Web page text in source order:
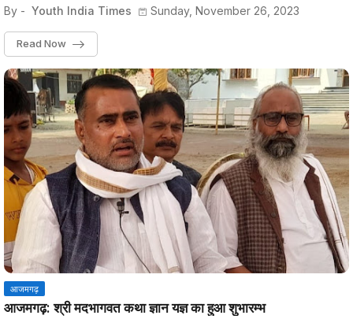
By - Youth India Times Sunday, November 26, 2023
Read Now
आजमगढ़
आजमगढ़: श्री मदभागवत कथा ज्ञान यज्ञ का हुआ शुभारम्भ